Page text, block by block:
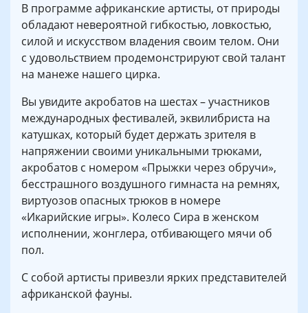
В программе африканские артисты, от природы
обладают невероятной гибкостью, ловкостью,
силой и искусством владения своим телом. Они
с удовольствием продемонстрируют свой талант
на манеже нашего цирка.
Вы увидите акробатов на шестах – участников
международных фестивалей, эквилибриста на
катушках, который будет держать зрителя в
напряжении своими уникальными трюками,
акробатов с номером «Прыжки через обручи»,
бесстрашного воздушного гимнаста на ремнях,
виртуозов опасных трюков в номере
«Икарийские игры». Колесо Сира в женском
исполнении, жонглера, отбивающего мячи об
пол.
С собой артисты привезли ярких представителей
африканской фауны.